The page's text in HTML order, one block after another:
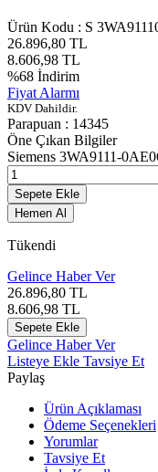
Ürün Kodu : S
26.896,80 TL
8.606,98 TL
%68 İndirim
Fiyat Alarmı
KDV Dahildir.
Parapuan : 14345
Öne Çıkan Bilgiler
Siemens 3WA9111-
Sepete Ekle
Hemen Al
Tükendi
Gelince Haber Ver
26.896,80 TL
8.606,98 TL
Sepete Ekle
Gelince Haber Ver
Listeye Ekle Tavsiye Et
Paylaş
Ürün Açıklaması
Ödeme Seçenekleri
Yorumlar
Tavsiye Et